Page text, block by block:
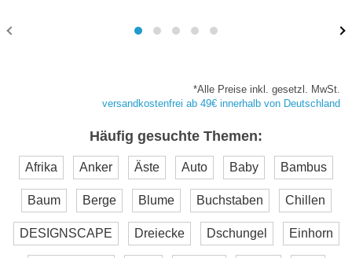
*Alle Preise inkl. gesetzl. MwSt.
versandkostenfrei ab 49€ innerhalb von Deutschland
Häufig gesuchte Themen:
Afrika Anker Äste Auto Baby Bambus
Baum Berge Blume Buchstaben Chillen
DESIGNSCAPE Dreiecke Dschungel Einhorn